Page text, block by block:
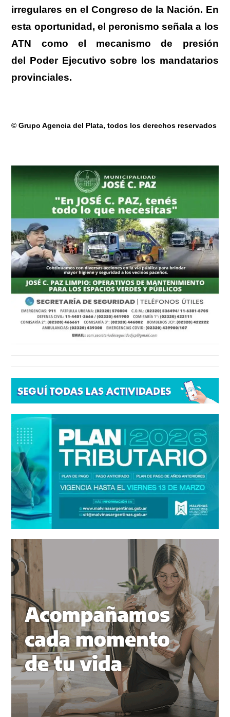
irregulares en el Congreso de la Nación. En
esta oportunidad, el peronismo señala a los
ATN como el mecanismo de presión
del Poder Ejecutivo sobre los mandatarios
provinciales.
© Grupo Agencia del Plata, todos los derechos reservados